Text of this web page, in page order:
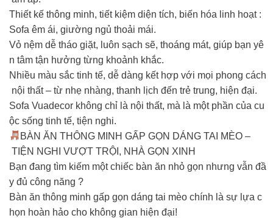
Thiết kế thông minh, tiết kiệm diện tích, biến hóa linh hoạt :
Sofa êm ái, giường ngủ thoải mái.
Vỏ nệm dễ tháo giặt, luôn sạch sẽ, thoáng mát, giúp bạn yê
n tâm tận hưởng từng khoảnh khắc.
Nhiều màu sắc tinh tế, dễ dàng kết hợp với mọi phong cách
nội thất – từ nhẹ nhàng, thanh lịch đến trẻ trung, hiện đại.
Sofa Vuadecor không chỉ là nội thất, mà là một phần của cu
ộc sống tinh tế, tiện nghi.
BÀN ĂN THÔNG MINH GẤP GỌN DÁNG TAI MÈO –
TIỆN NGHI VƯỢT TRỘI, NHÀ GỌN XINH
Bạn đang tìm kiếm một chiếc bàn ăn nhỏ gọn nhưng vẫn đầ
y đủ công năng ?
Bàn ăn thông minh gấp gọn dáng tai mèo chính là sự lựa c
họn hoàn hảo cho không gian hiện đại!